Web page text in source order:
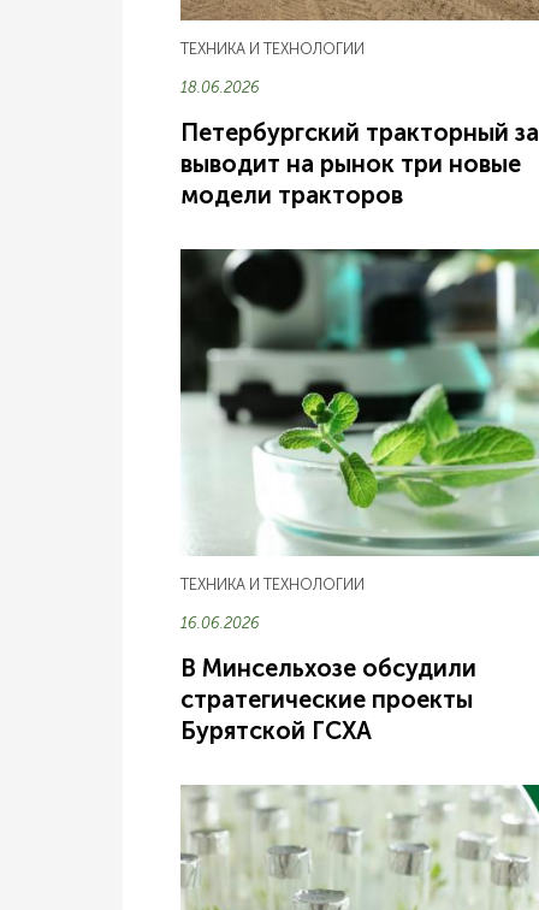
ТЕХНИКА И ТЕХНОЛОГИИ
18.06.2026
Петербургский тракторный
выводит на рынок три новые
модели тракторов
ТЕХНИКА И ТЕХНОЛОГИИ
16.06.2026
В Минсельхозе обсудили
стратегические проекты
Бурятской ГСХА